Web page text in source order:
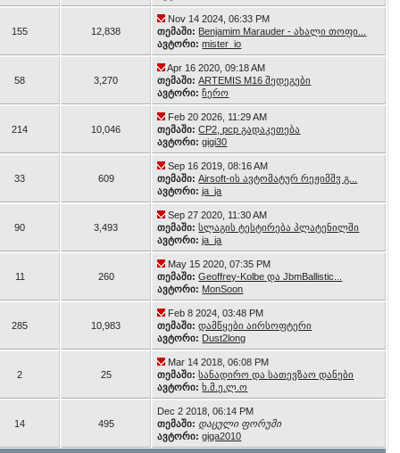
155 12,838
Nov 14 2024, 06:33 PM
თემაში: Benjamim Marauder - ახალი თოფი...
ავტორი: mister_io
58 3,270
Apr 16 2020, 09:18 AM
თემაში: ARTEMIS M16 შედეგები
ავტორი: ჩერო
214 10,046
Feb 20 2026, 11:29 AM
თემაში: CP2, pcp გადაკეთება
ავტორი: gigi30
33 609
Sep 16 2019, 08:16 AM
თემაში: Airsoft-ის ავტომატურ რეჟიმშჳ გ...
ავტორი: ja_ja
90 3,493
Sep 27 2020, 11:30 AM
თემაში: სლაგის ტესტირება პლატენილში
ავტორი: ja_ja
11 260
May 15 2020, 07:35 PM
თემაში: Geoffrey-Kolbe და JbmBallistic...
ავტორი: MonSoon
285 10,983
Feb 8 2024, 03:48 PM
თემაში: დამწყები აირსოფტერი
ავტორი: Dust2long
2 25
Mar 14 2018, 06:08 PM
თემაში: სანადირო და სათევზაო დანები
ავტორი: ხ.მ.ე.ლ.ო
14 495
Dec 2 2018, 06:14 PM
თემაში: დაცული ფორუმი
ავტორი: giga2010